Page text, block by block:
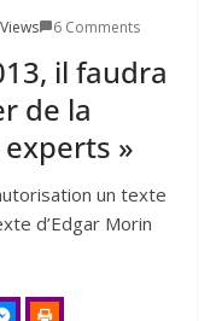
6 Comments
, il faudra
de la
»
un texte
d’Edgar Morin